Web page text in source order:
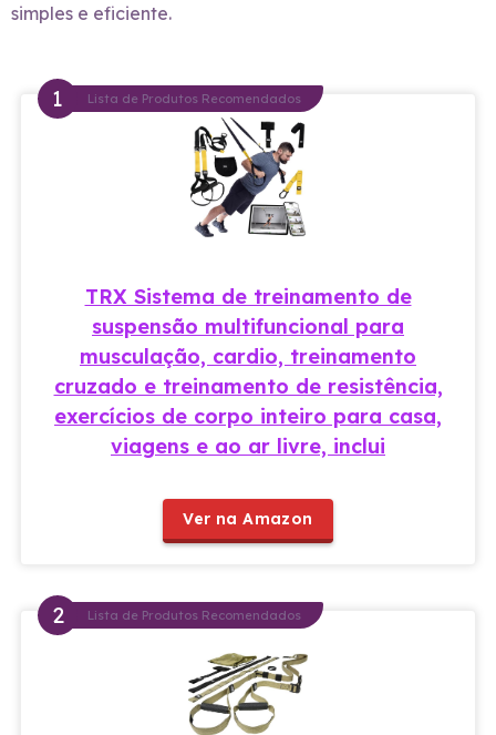
simples e eficiente.
Lista de Produtos Recomendados
TRX Sistema de treinamento de
suspensão multifuncional para
musculação, cardio, treinamento
cruzado e treinamento de resistência,
exercícios de corpo inteiro para casa,
viagens e ao ar livre, inclui
Ver na Amazon
Lista de Produtos Recomendados